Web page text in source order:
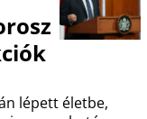
lépett életbe,